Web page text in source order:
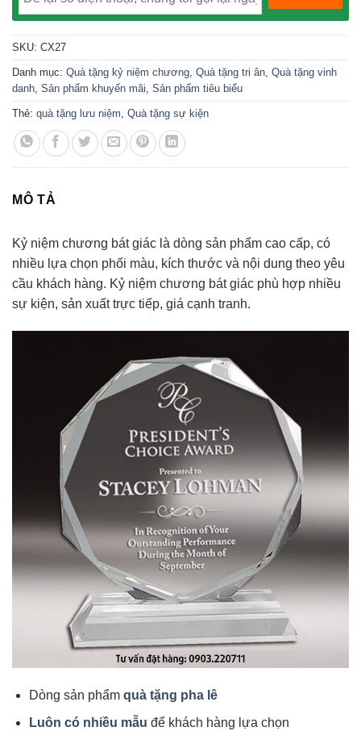
SKU: CX27
Danh mục: Quà tặng kỷ niệm chương, Quà tặng tri ân, Quà tặng vinh
danh, Sản phẩm khuyến mãi, Sản phẩm tiêu biểu
Thẻ: quà tặng lưu niệm, Quà tặng sự kiện
MÔ TẢ
Kỷ niệm chương bát giác là dòng sản phẩm cao cấp, có
nhiều lựa chọn phối màu, kích thước và nội dung theo yêu
cầu khách hàng. Kỷ niệm chương bát giác phù hợp nhiều
sự kiện, sản xuất trực tiếp, giá cạnh tranh.
Dòng sản phẩm quà tặng pha lê
Luôn có nhiều mẫu để khách hàng lựa chọn